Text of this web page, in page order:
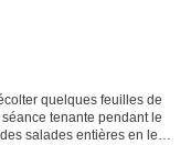
quelques feuilles de
tenante pendant le
salades entières en les